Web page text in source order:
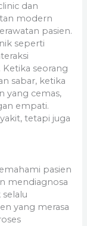
dan
modern
pasien.
seperti
seorang
sabar, ketika
yang cemas,
empati.
tetapi juga
pasien
mendiagnosa
yang merasa